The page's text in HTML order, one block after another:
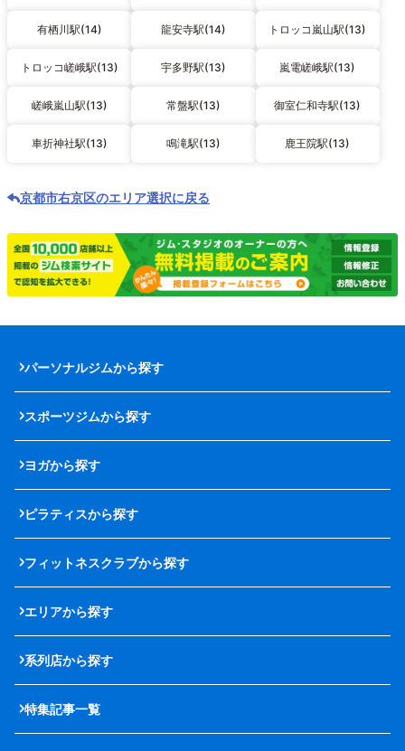
有栖川駅(14) 龍安寺駅(14) トロッコ嵐山駅(13)
トロッコ嵯峨駅(13) 宇多野駅(13) 嵐電嵯峨駅(13)
嵯峨嵐山駅(13) 常盤駅(13) 御室仁和寺駅(13)
車折神社駅(13) 鳴滝駅(13) 鹿王院駅(13)
京都市右京区のエリア選択に戻る
パーソナルジムから探す
スポーツジムから探す
ヨガから探す
ピラティスから探す
フィットネスクラブから探す
エリアから探す
系列店から探す
特集記事一覧